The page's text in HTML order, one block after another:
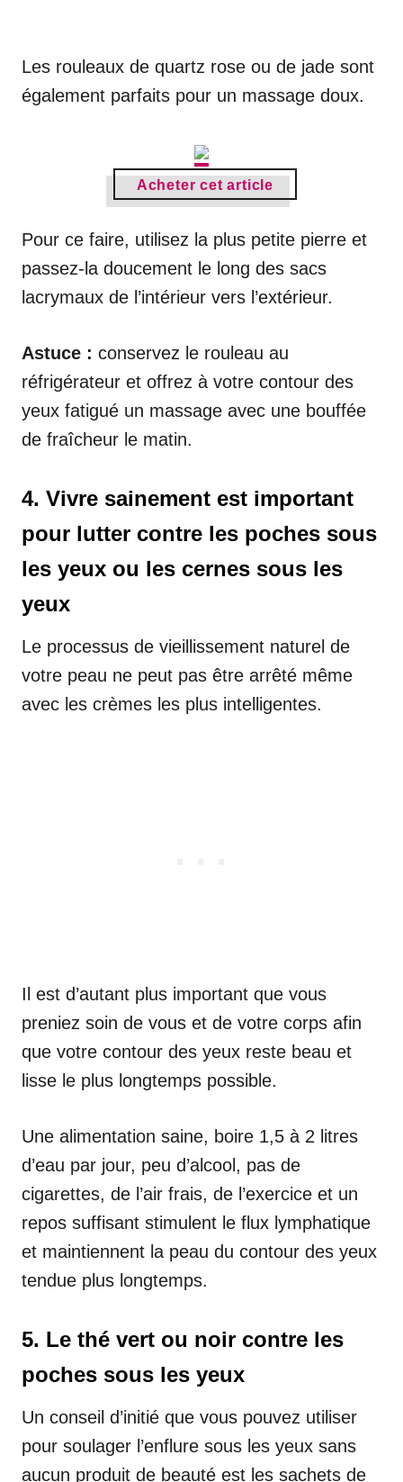
Les rouleaux de quartz rose ou de jade sont
également parfaits pour un massage doux.
Acheter cet article
Pour ce faire, utilisez la plus petite pierre et
passez-la doucement le long des sacs
lacrymaux de l’intérieur vers l’extérieur.
Astuce : conservez le rouleau au
réfrigérateur et offrez à votre contour des
yeux fatigué un massage avec une bouffée
de fraîcheur le matin.
4. Vivre sainement est important
pour lutter contre les poches sous
les yeux ou les cernes sous les
yeux
Le processus de vieillissement naturel de
votre peau ne peut pas être arrêté même
avec les crèmes les plus intelligentes.
Il est d’autant plus important que vous
preniez soin de vous et de votre corps afin
que votre contour des yeux reste beau et
lisse le plus longtemps possible.
Une alimentation saine, boire 1,5 à 2 litres
d’eau par jour, peu d’alcool, pas de
cigarettes, de l’air frais, de l’exercice et un
repos suffisant stimulent le flux lymphatique
et maintiennent la peau du contour des yeux
tendue plus longtemps.
5. Le thé vert ou noir contre les
poches sous les yeux
Un conseil d’initié que vous pouvez utiliser
pour soulager l’enflure sous les yeux sans
aucun produit de beauté est les sachets de